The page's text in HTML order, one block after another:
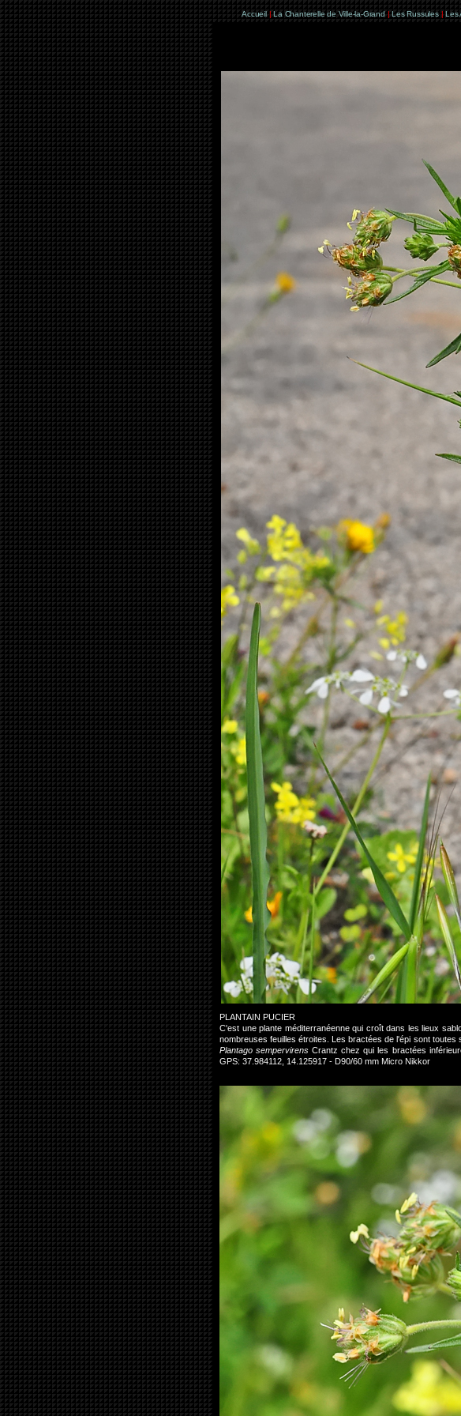
Accueil | La Chanterelle de Ville-la-Grand | Les Russules | Les
PLANTAIN PUCIER
C'est une plante méditerranéenne qui croît dans les lieux
nombreuses feuilles étroites. Les bractées de l'épi sont
Plantago sempervirens Crantz chez qui les bractées
GPS: 37.984112, 14.125917 - D90/60 mm Micro Nikkor